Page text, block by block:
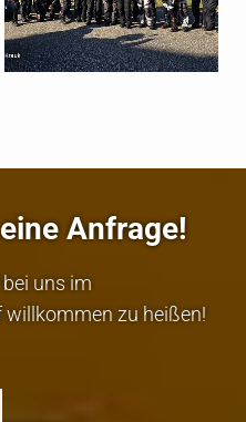
Anfrage!
uns im
zu heißen!